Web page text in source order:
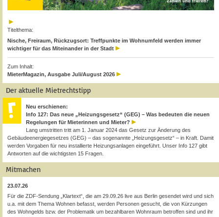
Titelthema:
Nische, Freiraum, Rückzugsort: Treffpunkte im Wohnumfeld werden immer
wichtiger für das Miteinander in der Stadt
Zum Inhalt:
MieterMagazin, Ausgabe Juli/August 2026
Der aktuelle Mietrechtstipp
Neu erschienen:
Info 127: Das neue „Heizungsgesetz“ (GEG) – Was bedeuten die neuen
Regelungen für Mieterinnen und Mieter?
Lang umstritten tritt am 1. Januar 2024 das Gesetz zur Änderung des
Gebäudeenergiegesetzes (GEG) – das sogenannte „Heizungsgesetz“ – in Kraft. Damit
werden Vorgaben für neu installierte Heizungsanlagen eingeführt. Unser Info 127 gibt
Antworten auf die wichtigsten 15 Fragen.
Mitmachen
23.07.26
Für die ZDF-Sendung „Klartext“, die am 29.09.26 live aus Berlin gesendet wird und sich
u.a. mit dem Thema Wohnen befasst, werden Personen gesucht, die von Kürzungen
des Wohngelds bzw. der Problematik um bezahlbaren Wohnraum betroffen sind und ihr